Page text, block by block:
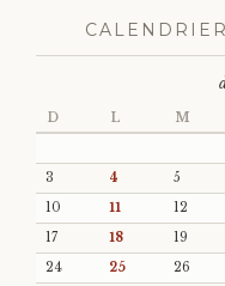
D L M
3
4 5
10
11 12
17
18 19
24
25 26